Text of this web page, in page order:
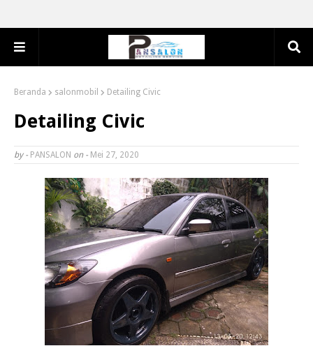
Beranda salonmobil Detailing Civic
Detailing Civic
by - PANSALON on - Mei 27, 2020